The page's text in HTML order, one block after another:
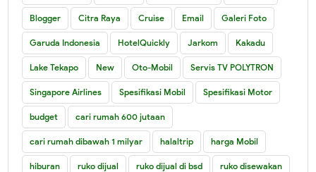
Blogger Citra Raya Cruise Email Galeri Foto
Garuda Indonesia HotelQuickly Jarkom Kakadu
Lake Tekapo New Oto-Mobil Servis TV POLYTRON
Singapore Airlines Spesifikasi Mobil Spesifikasi Motor
budget cari rumah 600 jutaan
cari rumah dibawah 1 milyar halaltrip harga Mobil
hiburan ruko dijual ruko dijual di bsd ruko disewakan